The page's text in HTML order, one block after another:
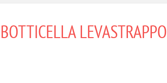
BOTTICELLA LEVASTRAPPO